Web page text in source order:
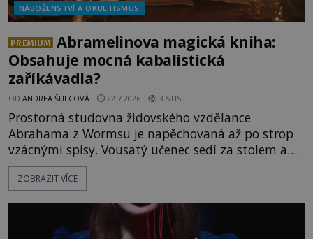
NÁBOŽENSTVÍ A OKULTISMUS
PREMIUM
Abramelinova magická kniha:
Obsahuje mocná kabalistická
zaříkávadla?
OD ANDREA ŠULCOVÁ 22.7.2026 3.5TIS
Prostorná studovna židovského vzdělance
Abrahama z Wormsu je napěchovaná až po strop
vzácnými spisy. Vousatý učenec sedí za stolem a
před sebou má rozložený jeden z nejzáhadnějších
magických textů. Jde o Abramelinův grimoár, který
kouzla, jak si někteří myslí, nebo jde o pouhou
pověru? Už šest měsíců pobývá
ZOBRAZIT VÍCE